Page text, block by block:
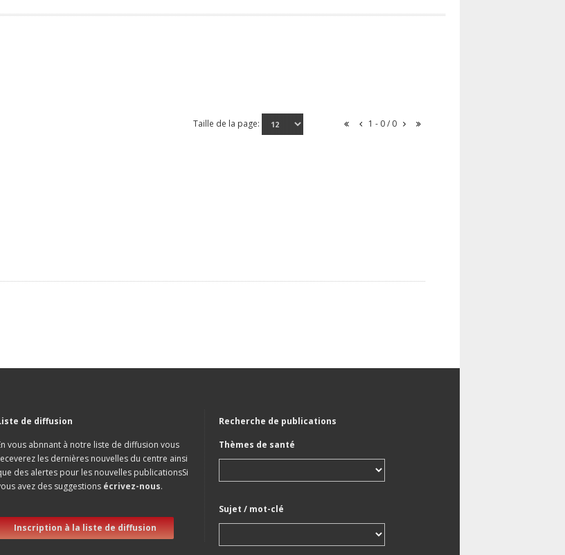
Taille de la page: 1 - 0 / 0
de diffusion
vous abnnant à notre liste de diffusion vous
les dernières nouvelles du centre ainsi
des alertes pour les nouvelles publicationsSi
avez des suggestions écrivez-nous.
Inscription à la liste de diffusion
Recherche de publications
Thèmes de santé
Sujet / mot-clé